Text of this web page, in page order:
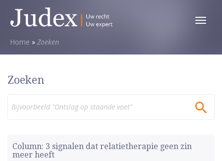
Toggle
Home » Zoeken
Zoeken
naar:
Column: 3 signalen dat relatietherapie geen zin
meer heeft